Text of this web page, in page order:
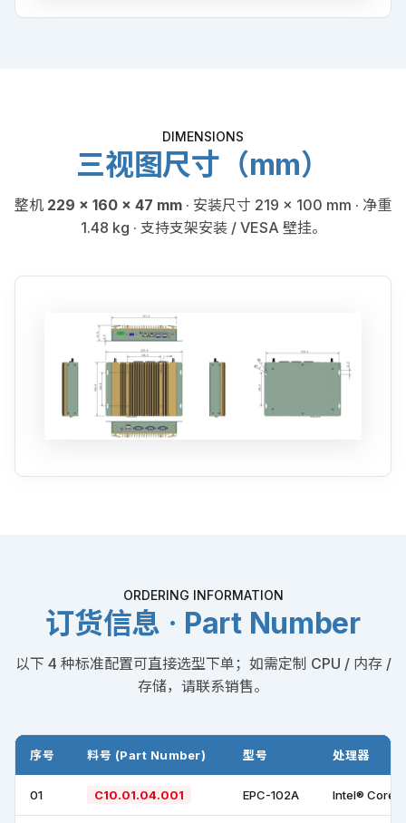
DIMENSIONS
三视图尺寸（mm）
整机 229 × 160 × 47 mm · 安装尺寸 219 × 100 mm · 净重
1.48 kg · 支持支架安装 / VESA 壁挂。
ORDERING INFORMATION
订货信息 · Part Number
以下 4 种标准配置可直接选型下单；如需定制 CPU / 内存 /
存储，请联系销售。
序号 料号 (Part Number) 型号 处理器
01 C10.01.04.001 EPC-102A Intel® Core™